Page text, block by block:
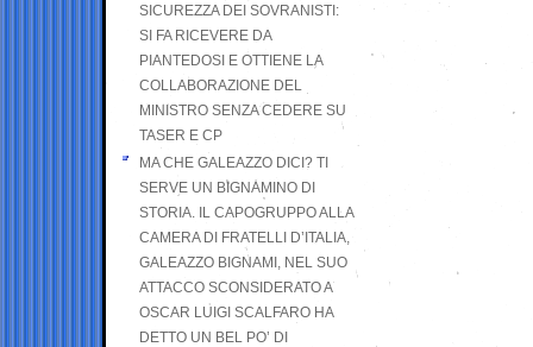
SICUREZZA DEI SOVRANISTI:
SI FA RICEVERE DA
PIANTEDOSI E OTTIENE LA
COLLABORAZIONE DEL
MINISTRO SENZA CEDERE SU
TASER E CP
MA CHE GALEAZZO DICI? TI
SERVE UN BIGNAMINO DI
STORIA. IL CAPOGRUPPO ALLA
CAMERA DI FRATELLI D’ITALIA,
GALEAZZO BIGNAMI, NEL SUO
ATTACCO SCONSIDERATO A
OSCAR LUIGI SCALFARO HA
DETTO UN BEL PO’ DI